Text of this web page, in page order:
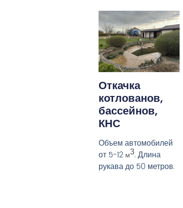
Откачка
котлованов,
бассейнов,
КНС
Объем автомобилей
от 5-12 м3. Длина
рукава до 50 метров.